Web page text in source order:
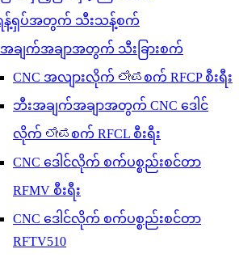
ရှပ်အတွက် သီးသန့်စက်
ချက်အချာအတွက် သီးခြားစက်
CNC အလျားလိုက် ಲೇಪစက် RFCP စီးရီး
ဘီးအချက်အချာအတွက် CNC ဒေါင်
လိုက် ಲೇಪစက် RFCL စီးရီး
CNC ဒေါင်လိုက် စက်ပစ္စည်းစင်တာ
RFMV စီးရီး
CNC ဒေါင်လိုက် စက်ပစ္စည်းစင်တာ
RFTV510